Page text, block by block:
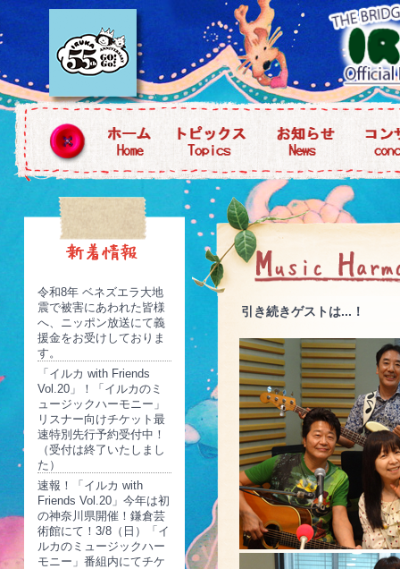
令和8年 ベネズエラ大地
震で被害にあわれた皆様
へ、ニッポン放送にて義
援金をお受けしておりま
す。
「イルカ with Friends
Vol.20」！「イルカのミ
ュージックハーモニー」
リスナー向けチケット最
速特別先行予約受付中！
（受付は終了いたしまし
た）
速報！「イルカ with
Friends Vol.20」今年は初
の神奈川県開催！鎌倉芸
術館にて！3/8（日）「イ
ルカのミュージックハー
モニー」番組内にてチケ
引き続きゲストは...！